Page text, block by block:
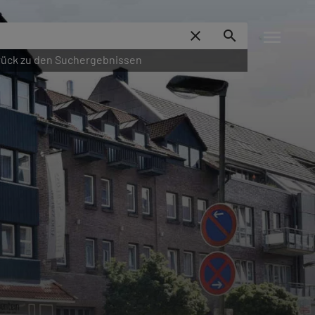
close
search
zu den Suchergebnissen